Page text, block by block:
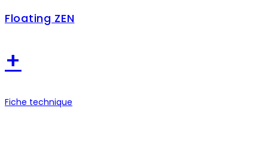
Floating ZEN
+
Fiche technique